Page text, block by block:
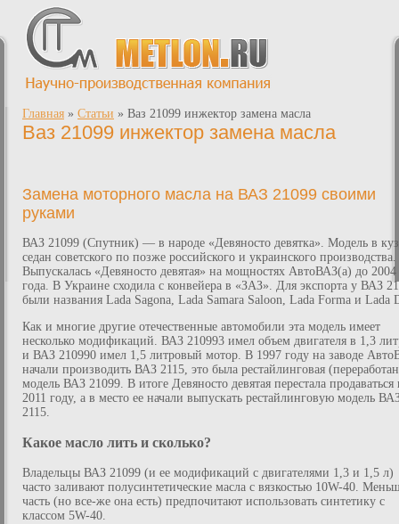
Главная » Статьи » Ваз 21099 инжектор замена масла
Ваз 21099 инжектор замена масла
Замена моторного масла на ВАЗ 21099 своими
руками
ВАЗ 21099 (Спутник) — в народе «Девяносто девятка». Модель в
седан советского по позже российского и украинского производства.
Выпускалась «Девяносто девятая» на мощностях АвтоВАЗ(а) до 2004
года. В Украине сходила с конвейера в «ЗАЗ». Для экспорта у ВАЗ
были названия Lada Sagona, Lada Samara Saloon, Lada Forma и Lada
Как и многие другие отечественные автомобили эта модель имеет
несколько модификаций. ВАЗ 210993 имел объем двигателя в 1,3
и ВАЗ 210990 имел 1,5 литровый мотор. В 1997 году на заводе
начали производить ВАЗ 2115, это была рестайлинговая
модель ВАЗ 21099. В итоге Девяносто девятая перестала продаваться
2011 году, а в место ее начали выпускать рестайлинговую модель
2115.
Какое масло лить и сколько?
Владельцы ВАЗ 21099 (и ее модификаций с двигателями 1,3 и 1,5 л)
часто заливают полусинтетические масла с вязкостью 10W-40.
часть (но все-же она есть) предпочитают использовать синтетику с
классом 5W-40.